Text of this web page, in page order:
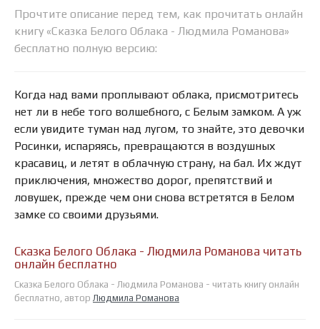
Прочтите описание перед тем, как прочитать онлайн
книгу «Сказка Белого Облака - Людмила Романова»
бесплатно полную версию:
Когда над вами проплывают облака, присмотритесь
нет ли в небе того волшебного, с Белым замком. А уж
если увидите туман над лугом, то знайте, это девочки
Росинки, испаряясь, превращаются в воздушных
красавиц, и летят в облачную страну, на бал. Их ждут
приключения, множество дорог, препятствий и
ловушек, прежде чем они снова встретятся в Белом
замке со своими друзьями.
Сказка Белого Облака - Людмила Романова читать
онлайн бесплатно
Сказка Белого Облака - Людмила Романова - читать книгу онлайн
бесплатно, автор Людмила Романова